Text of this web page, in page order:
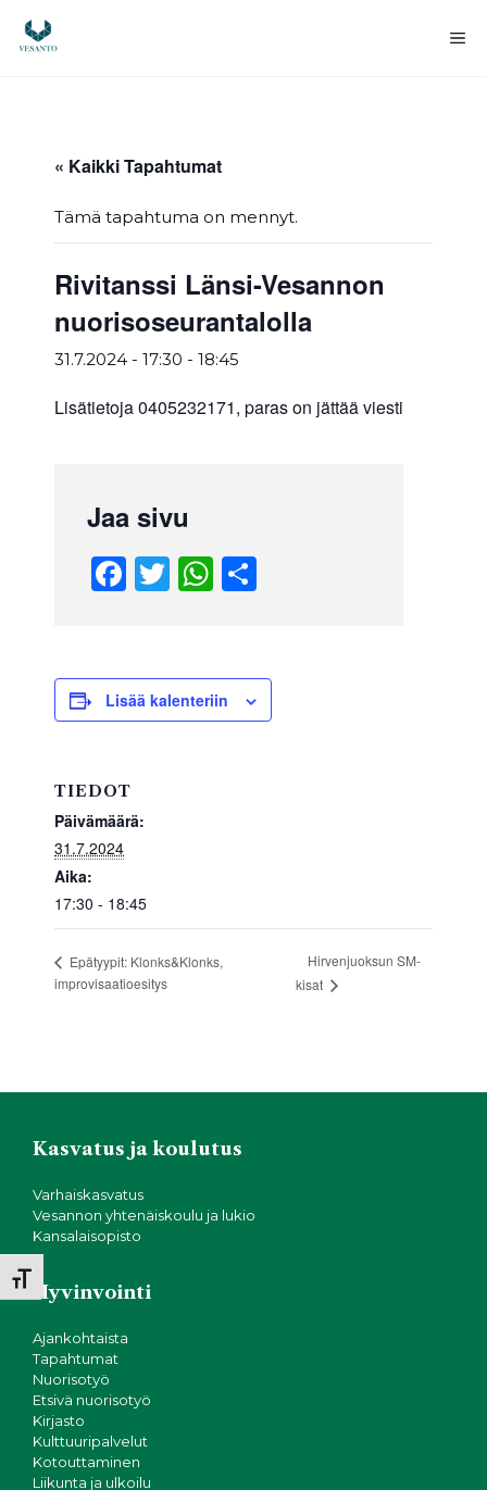
Toggle Font size
sisältöön
« Kaikki Tapahtumat
Tämä tapahtuma on mennyt.
Rivitanssi Länsi-Vesannon
nuorisoseurantalolla
31.7.2024 - 17:30 - 18:45
Lisätietoja 0405232171, paras on jättää viesti
Jaa sivu
F
a
e
b
o
k
T
wi
er
W
h
s
A
e
Lisää kalenteriin
TIEDOT
Päivämäärä:
31.7.2024
Aika:
17:30 - 18:45
Epätyypit: Klonks&Klonks,
improvisaatioesitys
Hirvenjuoksun SM-
kisat
Kasvatus ja koulutus
Varhaiskasvatus
Vesannon yhtenäiskoulu ja lukio
Kansalaisopisto
Hyvinvointi
Ajankohtaista
Tapahtumat
Nuorisotyö
Etsivä nuorisotyö
Kirjasto
Kulttuuripalvelut
Kotouttaminen
Liikunta ja ulkoilu